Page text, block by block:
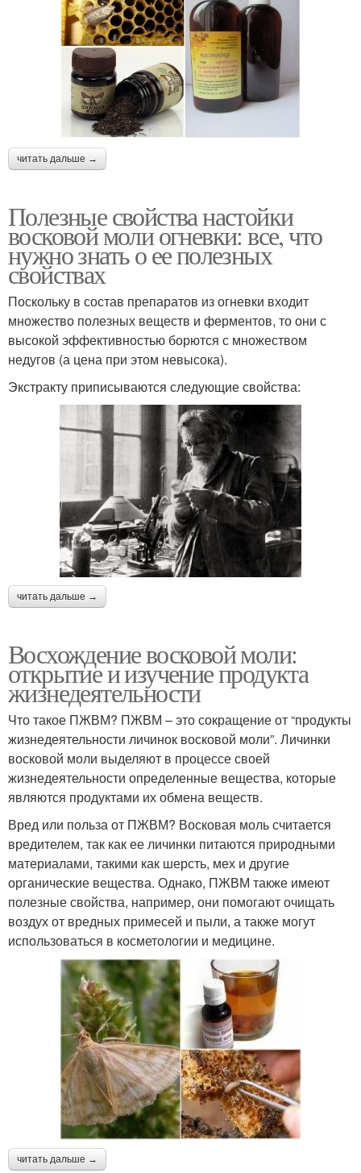
читать дальше →
Полезные свойства настойки
восковой моли огневки: все, что
нужно знать о ее полезных
свойствах
Поскольку в состав препаратов из огневки входит
множество полезных веществ и ферментов, то они с
высокой эффективностью борются с множеством
недугов (а цена при этом невысока).
Экстракту приписываются следующие свойства:
читать дальше →
Восхождение восковой моли:
открытие и изучение продукта
жизнедеятельности
Что такое ПЖВМ? ПЖВМ – это сокращение от “продукты
жизнедеятельности личинок восковой моли”. Личинки
восковой моли выделяют в процессе своей
жизнедеятельности определенные вещества, которые
являются продуктами их обмена веществ.
Вред или польза от ПЖВМ? Восковая моль считается
вредителем, так как ее личинки питаются природными
материалами, такими как шерсть, мех и другие
органические вещества. Однако, ПЖВМ также имеют
полезные свойства, например, они помогают очищать
воздух от вредных примесей и пыли, а также могут
использоваться в косметологии и медицине.
читать дальше →